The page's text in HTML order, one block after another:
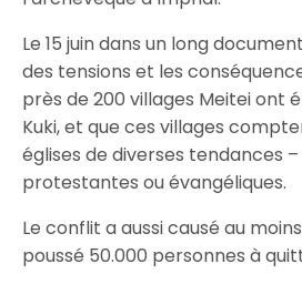
Le 15 juin dans un long
des tensions et les
près de 200 villages Meitei ont
Kuki, et que ces villages
églises de diverses tendances
protestantes ou évangéliques.
Le conflit a aussi causé au
poussé 50.000 personnes à